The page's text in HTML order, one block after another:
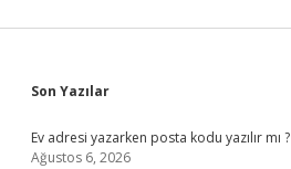
Sidebar
Son Yazılar
Ev adresi yazarken posta kodu yazılır mı ?
Ağustos 6, 2026